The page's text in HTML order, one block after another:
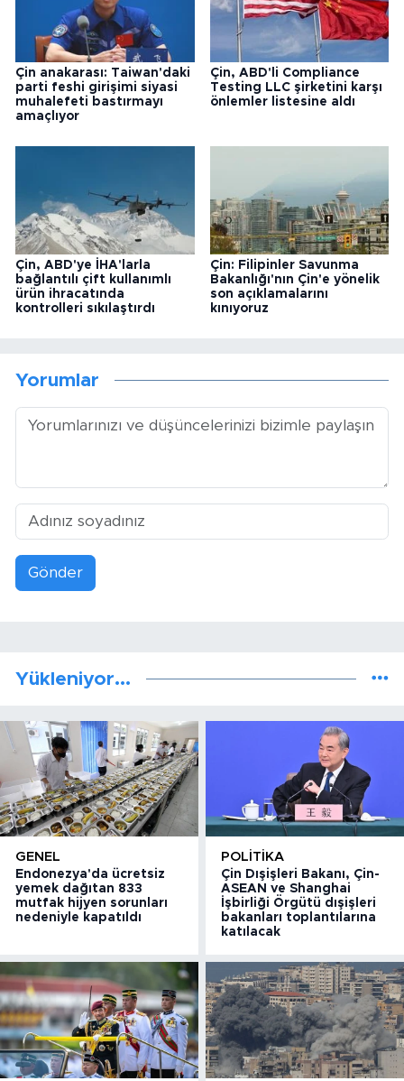
Çin anakarası: Taiwan'daki
parti feshi girişimi siyasi
muhalefeti bastırmayı
amaçlıyor
Çin, ABD'li Compliance
Testing LLC şirketini karşı
önlemler listesine aldı
Çin, ABD'ye İHA'larla
bağlantılı çift kullanımlı
ürün ihracatında
kontrolleri sıkılaştırdı
Çin: Filipinler Savunma
Bakanlığı'nın Çin'e yönelik
son açıklamalarını
kınıyoruz
Yorumlar
Gönder
Yükleniyor...
GENEL
Endonezya'da ücretsiz
yemek dağıtan 833
mutfak hijyen sorunları
nedeniyle kapatıldı
POLITIKA
Çin Dışişleri Bakanı, Çin-
ASEAN ve Shanghai
İşbirliği Örgütü dışişleri
bakanları toplantılarına
katılacak